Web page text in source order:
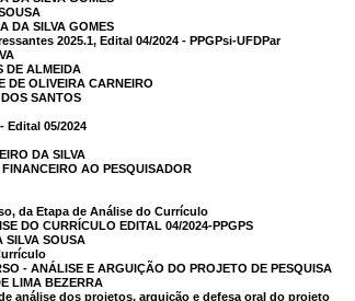
DA SILVA GOMES
2025.1, Edital 04/2024 - PPGPsi-UFDPar
DE ALMEIDA
DE OLIVEIRA CARNEIRO
SANTOS
Edital 05/2024
DA SILVA
AO PESQUISADOR
da Etapa de Análise do Currículo
DO CURRÍCULO EDITAL 04/2024-PPGPS
SILVA SOUSA
- ANÁLISE E ARGUIÇÃO DO PROJETO DE PESQUISA
LIMA BEZERRA
análise dos projetos, arguição e defesa oral do projeto